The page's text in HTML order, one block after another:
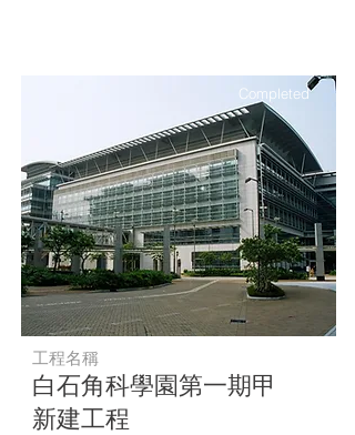
Completed
工程名稱
白石角科學園第一期甲
新建工程